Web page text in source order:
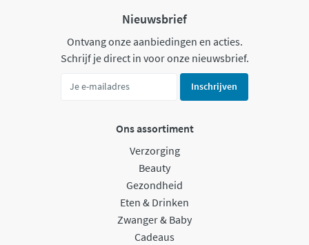
Nieuwsbrief
Ontvang onze aanbiedingen en acties.
Schrijf je direct in voor onze nieuwsbrief.
Inschrijven
Ons assortiment
Verzorging
Beauty
Gezondheid
Eten & Drinken
Zwanger & Baby
Cadeaus